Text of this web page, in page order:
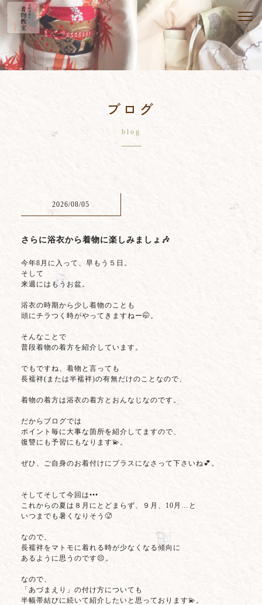
ブログ
blog
2026/08/05
さらに浴衣から着物に楽しみましょ🎶
今年8月に入って、早もう５日。
そして
来週にはもうお盆。
浴衣の時期から少し着物のことも
頭にチラつく時がやってきますねー🤭。
そんなことで
普段着物の着方を紹介しています。
でもですね、着物と言っても
長襦袢(または半襦袢)の有無だけのことなので、
着物の着方は浴衣の着方とおんなじなのです。
だからブログでは
ポイント毎に大事な箇所を紹介してますので、
復讐にも予習にもなります💫。
ぜひ、ご自身のお着付けにプラスになさって下さいね💕。
そしてそして今回は•••
これからの夏は８月にとどまらず、９月、10月…と
いつまでも暑くなりそう🥵
なので、
長襦袢をマトモに着れる時が少なくなる傾向に
あるように思うのです😔。
なので、
「あづまえり」の付け方についても
半幅帯結びに続いて紹介したいと思っております💫。